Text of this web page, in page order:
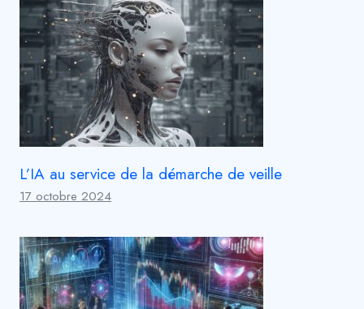
L’IA au service de la démarche de veille
17 octobre 2024